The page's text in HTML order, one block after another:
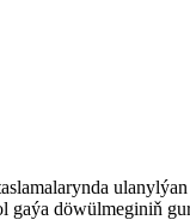
gaýa döwülmeginiň